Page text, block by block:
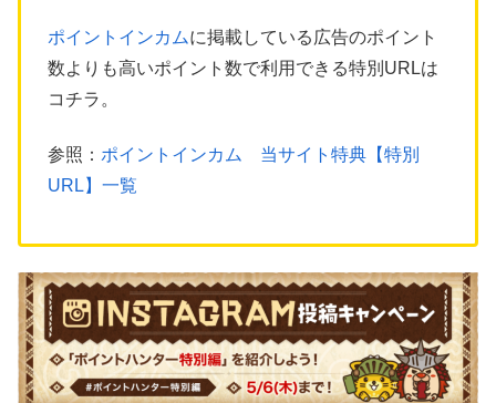
ポイントインカムに掲載している広告のポイント
数よりも高いポイント数で利用できる特別URLは
コチラ。
参照： ポイントインカム 当サイト特典【特別
URL】一覧